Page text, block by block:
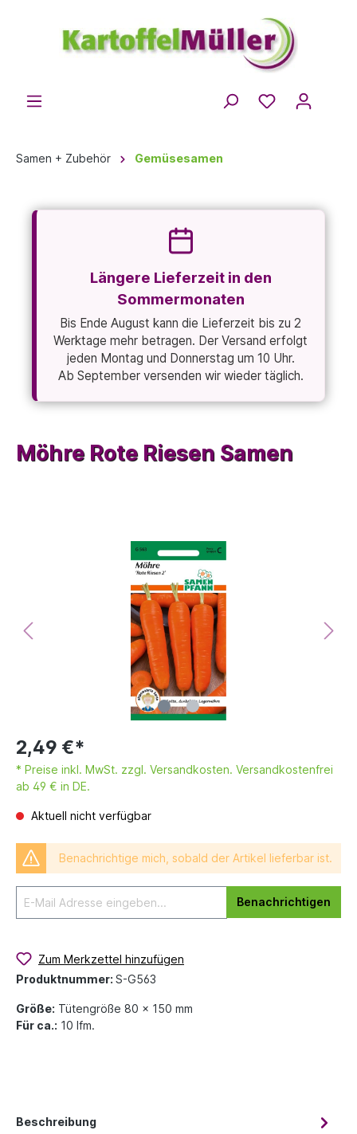
Samen + Zubehör Gemüsesamen
Längere Lieferzeit in den
Sommermonaten
Bis Ende August kann die Lieferzeit bis zu 2
Werktage mehr betragen. Der Versand erfolgt
jeden Montag und Donnerstag um 10 Uhr.
Ab September versenden wir wieder täglich.
Möhre Rote Riesen Samen
2,49 €*
* Preise inkl. MwSt. zzgl. Versandkosten. Versandkostenfrei
ab 49 € in DE.
Aktuell nicht verfügbar
Benachrichtige mich, sobald der Artikel lieferbar ist.
Benachrichtigen
Zum Merkzettel hinzufügen
Produktnummer: S-G563
Größe: Tütengröße 80 x 150 mm
Für ca.: 10 lfm.
Beschreibung